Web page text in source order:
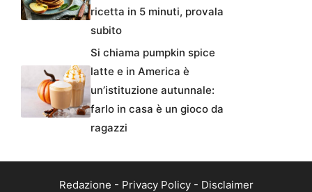
ricetta in 5 minuti, provala
subito
Si chiama pumpkin spice
latte e in America è
un’istituzione autunnale:
farlo in casa è un gioco da
ragazzi
Redazione - Privacy Policy- Disclaimer